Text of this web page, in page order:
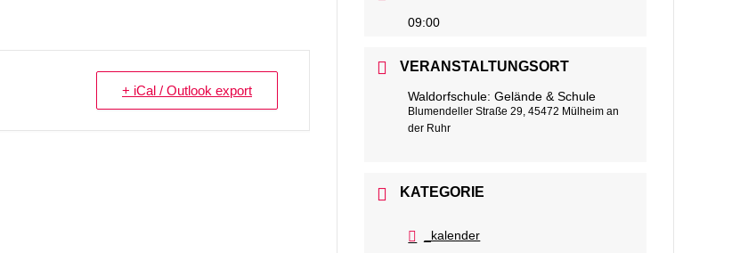
+ iCal / Outlook export
09:00
VERANSTALTUNGSORT
Waldorfschule: Gelände & Schule
Blumendeller Straße 29, 45472 Mülheim an
der Ruhr
KATEGORIE
_kalender